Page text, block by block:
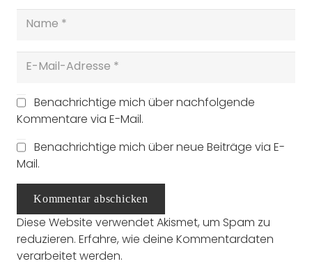
Benachrichtige mich über nachfolgende
Kommentare via E-Mail.
Benachrichtige mich über neue Beiträge via E-
Mail.
Kommentar abschicken
Diese Website verwendet Akismet, um Spam zu
reduzieren. Erfahre, wie deine Kommentardaten
verarbeitet werden.